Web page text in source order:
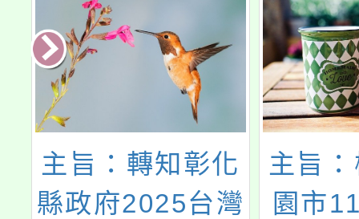
主旨：轉知彰化
縣政府2025台灣
主旨
園市